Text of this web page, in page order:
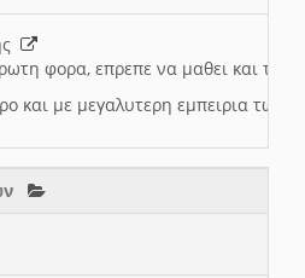
φορα, επρεπε να μαθει και το
και με μεγαλυτερη εμπειρια